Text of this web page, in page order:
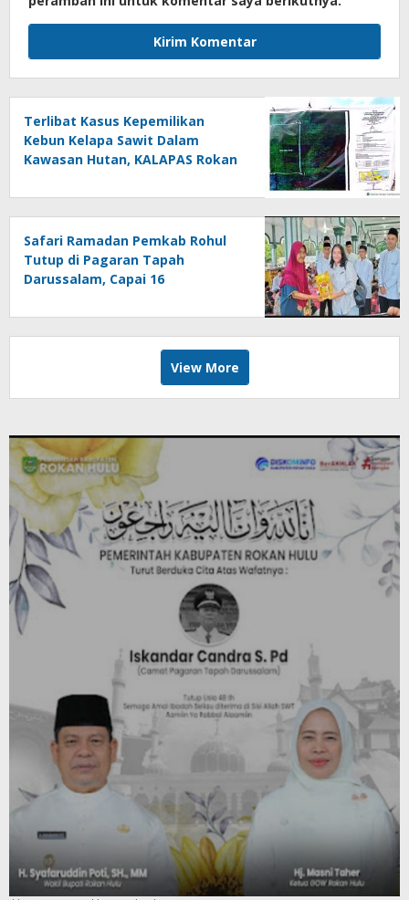
Terlibat Kasus Kepemilikan
Kebun Kelapa Sawit Dalam
Kawasan Hutan, KALAPAS Rokan
Cita Presiden Republik Indonesia
Safari Ramadan Pemkab Rohul
Tutup di Pagaran Tapah
Darussalam, Capai 16
dan Sinergi
View More